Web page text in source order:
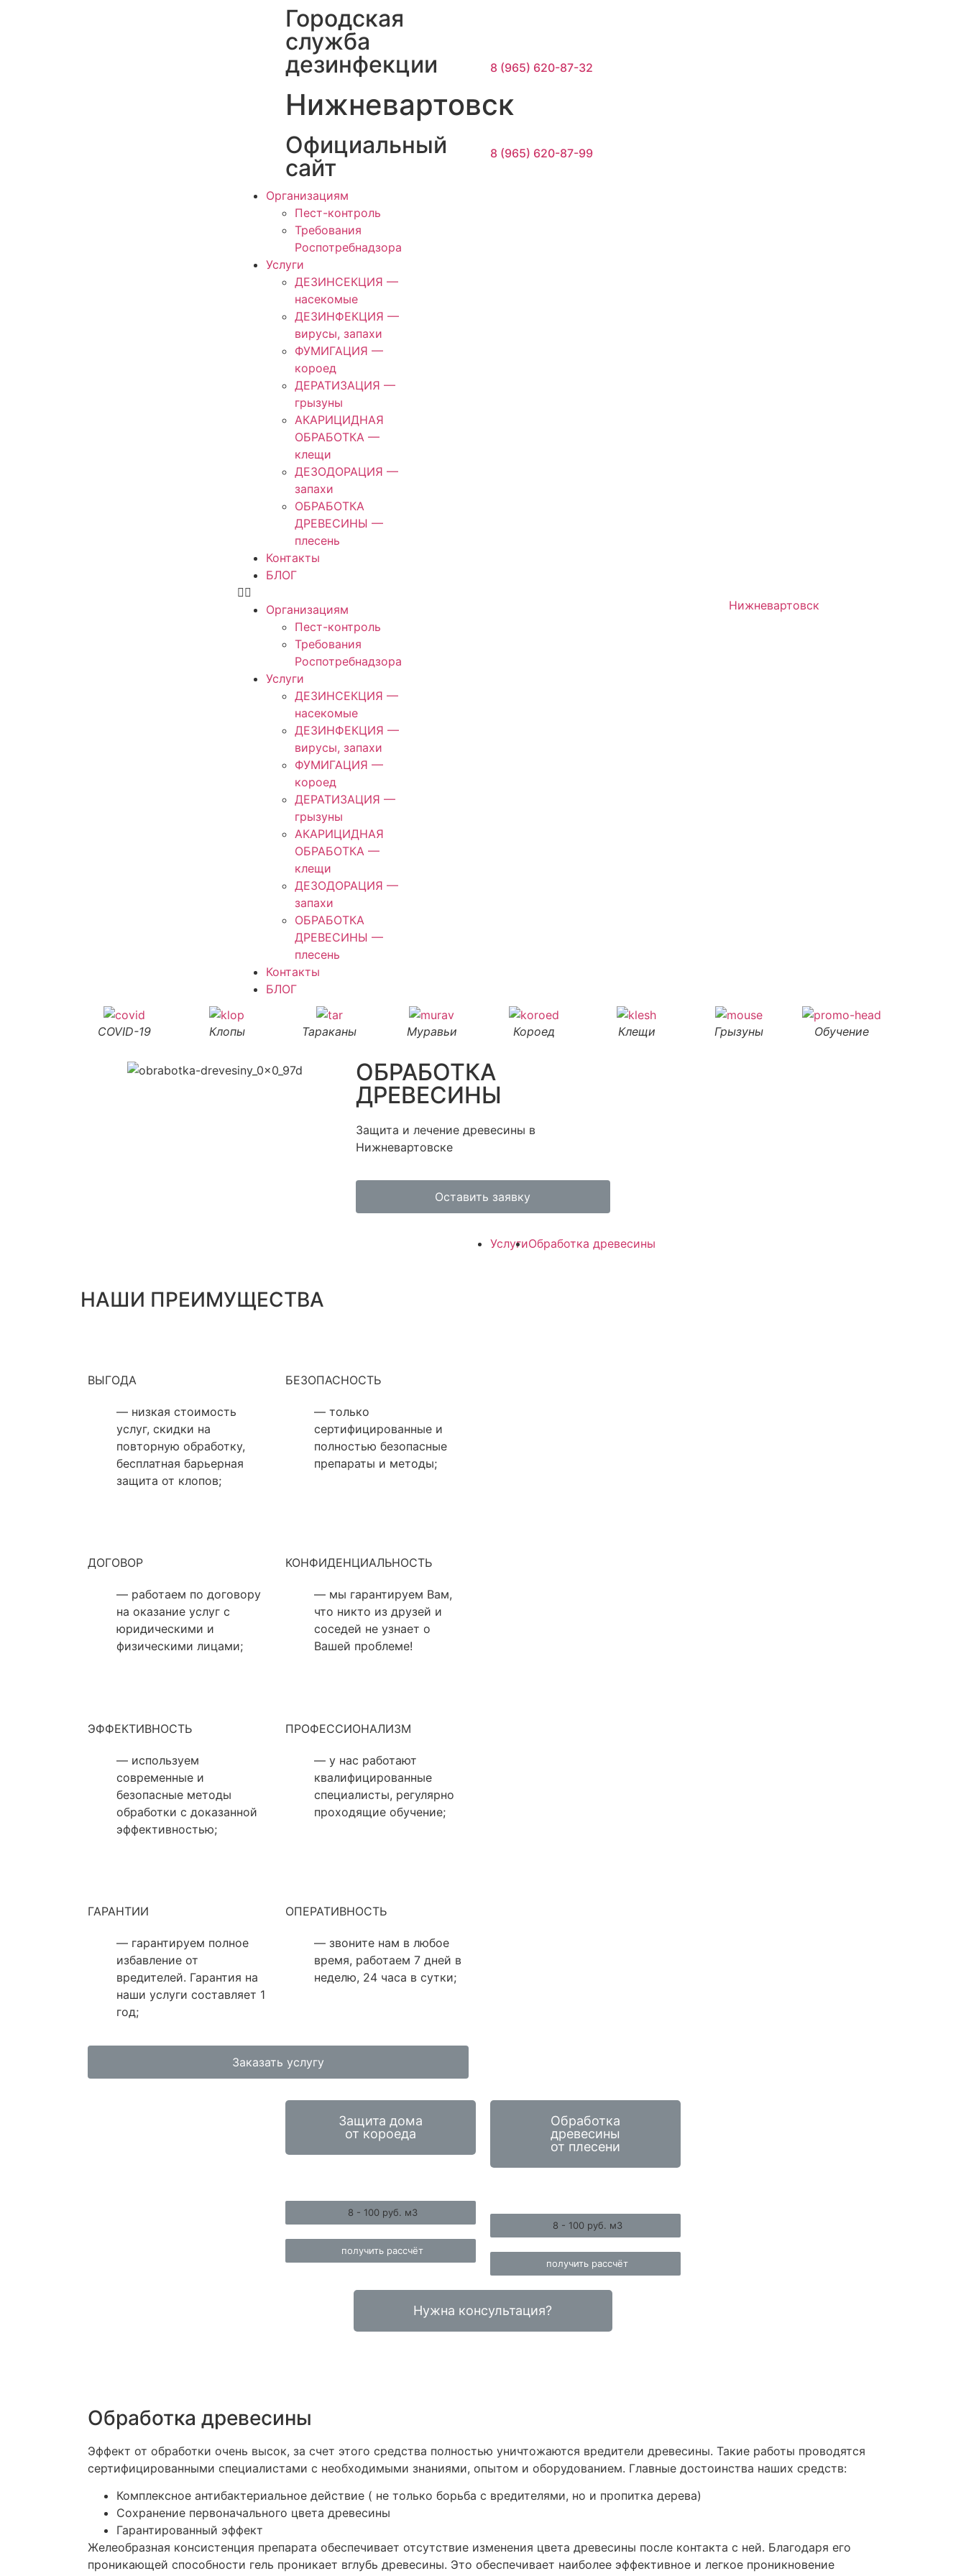
Городская
служба
дезинфекции
Нижневартовск
Официальный
сайт
8 (965) 620-87-32
8 (965) 620-87-99
Организациям
Пест-контроль
Требования
Роспотребнадзора
Услуги
ДЕЗИНСЕКЦИЯ —
насекомые
ДЕЗИНФЕКЦИЯ —
вирусы, запахи
ФУМИГАЦИЯ —
короед
ДЕРАТИЗАЦИЯ —
грызуны
АКАРИЦИДНАЯ
ОБРАБОТКА —
клещи
ДЕЗОДОРАЦИЯ —
запахи
ОБРАБОТКА
ДРЕВЕСИНЫ —
плесень
Контакты
БЛОГ
Организациям
Пест-контроль
Требования
Роспотребнадзора
Услуги
ДЕЗИНСЕКЦИЯ —
насекомые
ДЕЗИНФЕКЦИЯ —
вирусы, запахи
ФУМИГАЦИЯ —
короед
ДЕРАТИЗАЦИЯ —
грызуны
АКАРИЦИДНАЯ
ОБРАБОТКА —
клещи
ДЕЗОДОРАЦИЯ —
запахи
ОБРАБОТКА
ДРЕВЕСИНЫ —
плесень
Контакты
БЛОГ
Нижневартовск
COVID-19 Клопы Тараканы Муравьи Короед Клещи Грызуны Обучение
ОБРАБОТКА
ДРЕВЕСИНЫ
Защита и лечение древесины в
Нижневартовске
Оставить заявку
УслугиОбработка древесины
НАШИ ПРЕИМУЩЕСТВА
ВЫГОДА
— низкая стоимость
услуг, скидки на
повторную обработку,
бесплатная барьерная
защита от клопов;
БЕЗОПАСНОСТЬ
— только
сертифицированные и
полностью безопасные
препараты и методы;
ДОГОВОР
— работаем по договору
на оказание услуг с
юридическими и
физическими лицами;
КОНФИДЕНЦИАЛЬНОСТЬ
— мы гарантируем Вам,
что никто из друзей и
соседей не узнает о
Вашей проблеме!
ЭФФЕКТИВНОСТЬ
— используем
современные и
безопасные методы
обработки с доказанной
эффективностью;
ПРОФЕССИОНАЛИЗМ
— у нас работают
квалифицированные
специалисты, регулярно
проходящие обучение;
ГАРАНТИИ
— гарантируем полное
избавление от
вредителей. Гарантия на
наши услуги составляет 1
год;
ОПЕРАТИВНОСТЬ
— звоните нам в любое
время, работаем 7 дней в
неделю, 24 часа в сутки;
Заказать услугу
Защита дома
от короеда
8 - 100 руб. м3
получить рассчёт
Обработка
древесины
от плесени
8 - 100 руб. м3
получить рассчёт
Нужна консультация?
Обработка древесины
Эффект от обработки очень высок, за счет этого средства полностью уничтожаются вредители древесины. Такие работы проводятся
сертифицированными специалистами с необходимыми знаниями, опытом и оборудованием. Главные достоинства наших средств:
Комплексное антибактериальное действие ( не только борьба с вредителями, но и пропитка дерева)
Сохранение первоначального цвета древесины
Гарантированный эффект
Желеобразная консистенция препарата обеспечивает отсутствие изменения цвета древесины после контакта с ней. Благодаря его
проникающей способности гель проникает вглубь древесины. Это обеспечивает наиболее эффективное и легкое проникновение